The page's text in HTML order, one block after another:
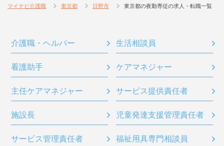
マイナビ介護職 東京都 日野市 東京都の夜勤専従の求人・転職一覧
介護職・ヘルパー 生活相談員
看護助手 ケアマネジャー
主任ケアマネジャー サービス提供責任者
施設長 児童発達支援管理責任者
サービス管理責任者 福祉用具専門相談員